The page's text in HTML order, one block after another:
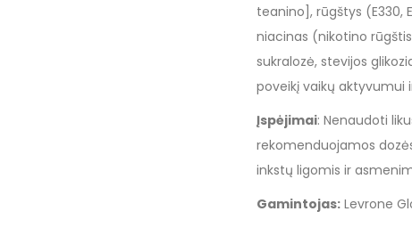
teanino], rūgštys (E330,
niacinas (nikotino
sukralozė, stevijos
poveikį vaikų aktyvumui
Įspėjimai: Nenaudoti
rekomenduojamos
inkstų ligomis ir
Gamintojas: Levrone